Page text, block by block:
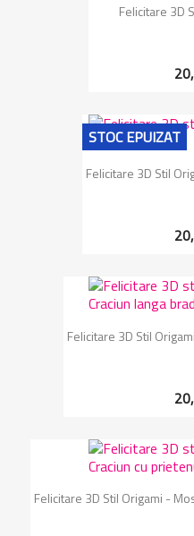
Felicitare 3D
Felicitare 3D Stil
STOC EPUIZAT
Felicitare 3D Stil
Felicitare 3D Stil Origami -